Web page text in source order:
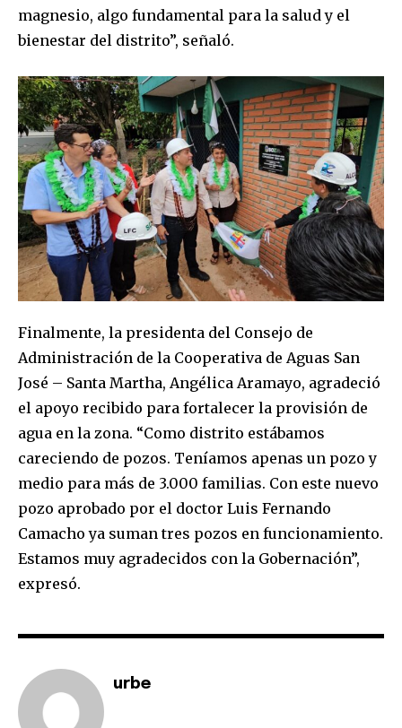
Join our community of
SUBSCRIBERS and be part of the
conversation.
To subscribe, simply enter your email address on our website
or click the subscribe button below. Don't worry, we respect
your privacy and won't spam your inbox. Your information is
safe with us.
SUBSCRIBE
magnesio, algo fundamental para la salud y el
bienestar del distrito”, señaló.
Finalmente, la presidenta del Consejo de
Administración de la Cooperativa de Aguas San
José – Santa Martha, Angélica Aramayo, agradeció
el apoyo recibido para fortalecer la provisión de
agua en la zona. “Como distrito estábamos
careciendo de pozos. Teníamos apenas un pozo y
medio para más de 3.000 familias. Con este nuevo
pozo aprobado por el doctor Luis Fernando
Camacho ya suman tres pozos en funcionamiento.
Estamos muy agradecidos con la Gobernación”,
expresó.
urbe